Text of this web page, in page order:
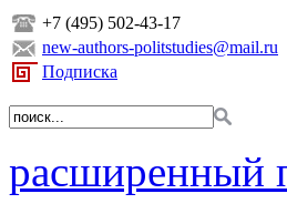
+7 (495) 502-43-17
new-authors-politstudies@mail.ru
Подписка
расширенный